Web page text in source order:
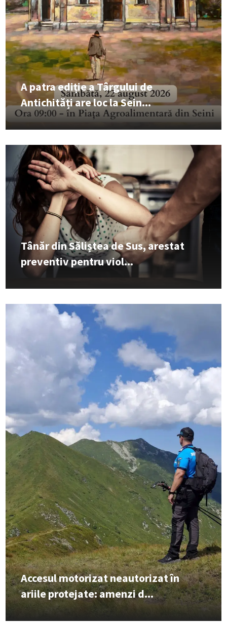
A patra ediție a Târgului de
Antichități are loc la Sein...
Tânăr din Săliștea de Sus, arestat
preventiv pentru viol...
Accesul motorizat neautorizat în
ariile protejate: amenzi d...